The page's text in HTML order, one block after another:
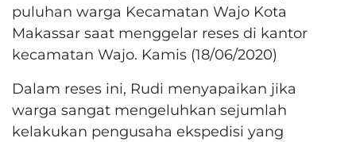
puluhan warga Kecamatan Wajo Kota
Makassar saat menggelar reses di kantor
kecamatan Wajo. Kamis (18/06/2020)
Dalam reses ini, Rudi menyapaikan jika
warga sangat mengeluhkan sejumlah
kelakukan pengusaha ekspedisi yang